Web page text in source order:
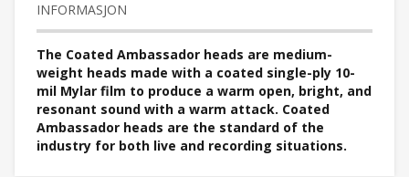
INFORMASJON
The Coated Ambassador heads are medium-
weight heads made with a coated single-ply 10-
mil Mylar film to produce a warm open, bright, and
resonant sound with a warm attack. Coated
Ambassador heads are the standard of the
industry for both live and recording situations.